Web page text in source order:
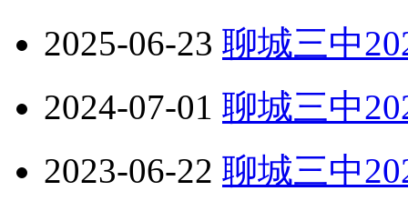
2025-06-23 聊城三中
2024-07-01 聊城三中
2023-06-22 聊城三中